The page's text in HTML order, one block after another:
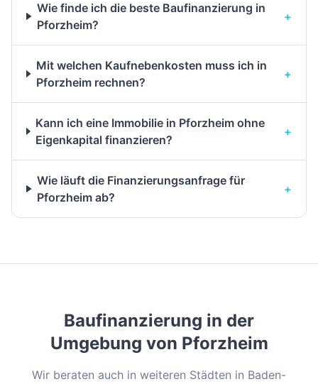
Wie finde ich die beste Baufinanzierung in
Pforzheim?
+
Mit welchen Kaufnebenkosten muss ich in
Pforzheim rechnen?
+
Kann ich eine Immobilie in Pforzheim ohne
Eigenkapital finanzieren?
+
Wie läuft die Finanzierungsanfrage für
Pforzheim ab?
+
Baufinanzierung in der
Umgebung von Pforzheim
Wir beraten auch in weiteren Städten in Baden-